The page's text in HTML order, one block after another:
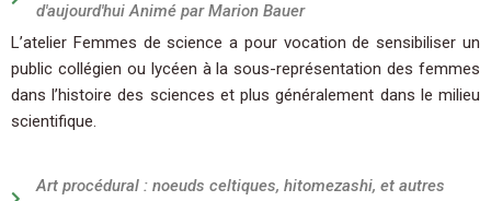
d'aujourd'hui Animé par Marion Bauer
L’atelier Femmes de science a pour vocation de sensibiliser un
public collégien ou lycéen à la sous-représentation des femmes
dans l’histoire des sciences et plus généralement dans le milieu
scientifique.
Art procédural : noeuds celtiques, hitomezashi, et autres